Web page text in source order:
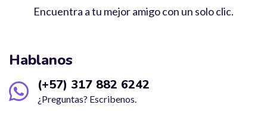
Encuentra a tu mejor amigo con un solo clic.
Hablanos
(+57) 317 882 6242
¿Preguntas? Escribenos.